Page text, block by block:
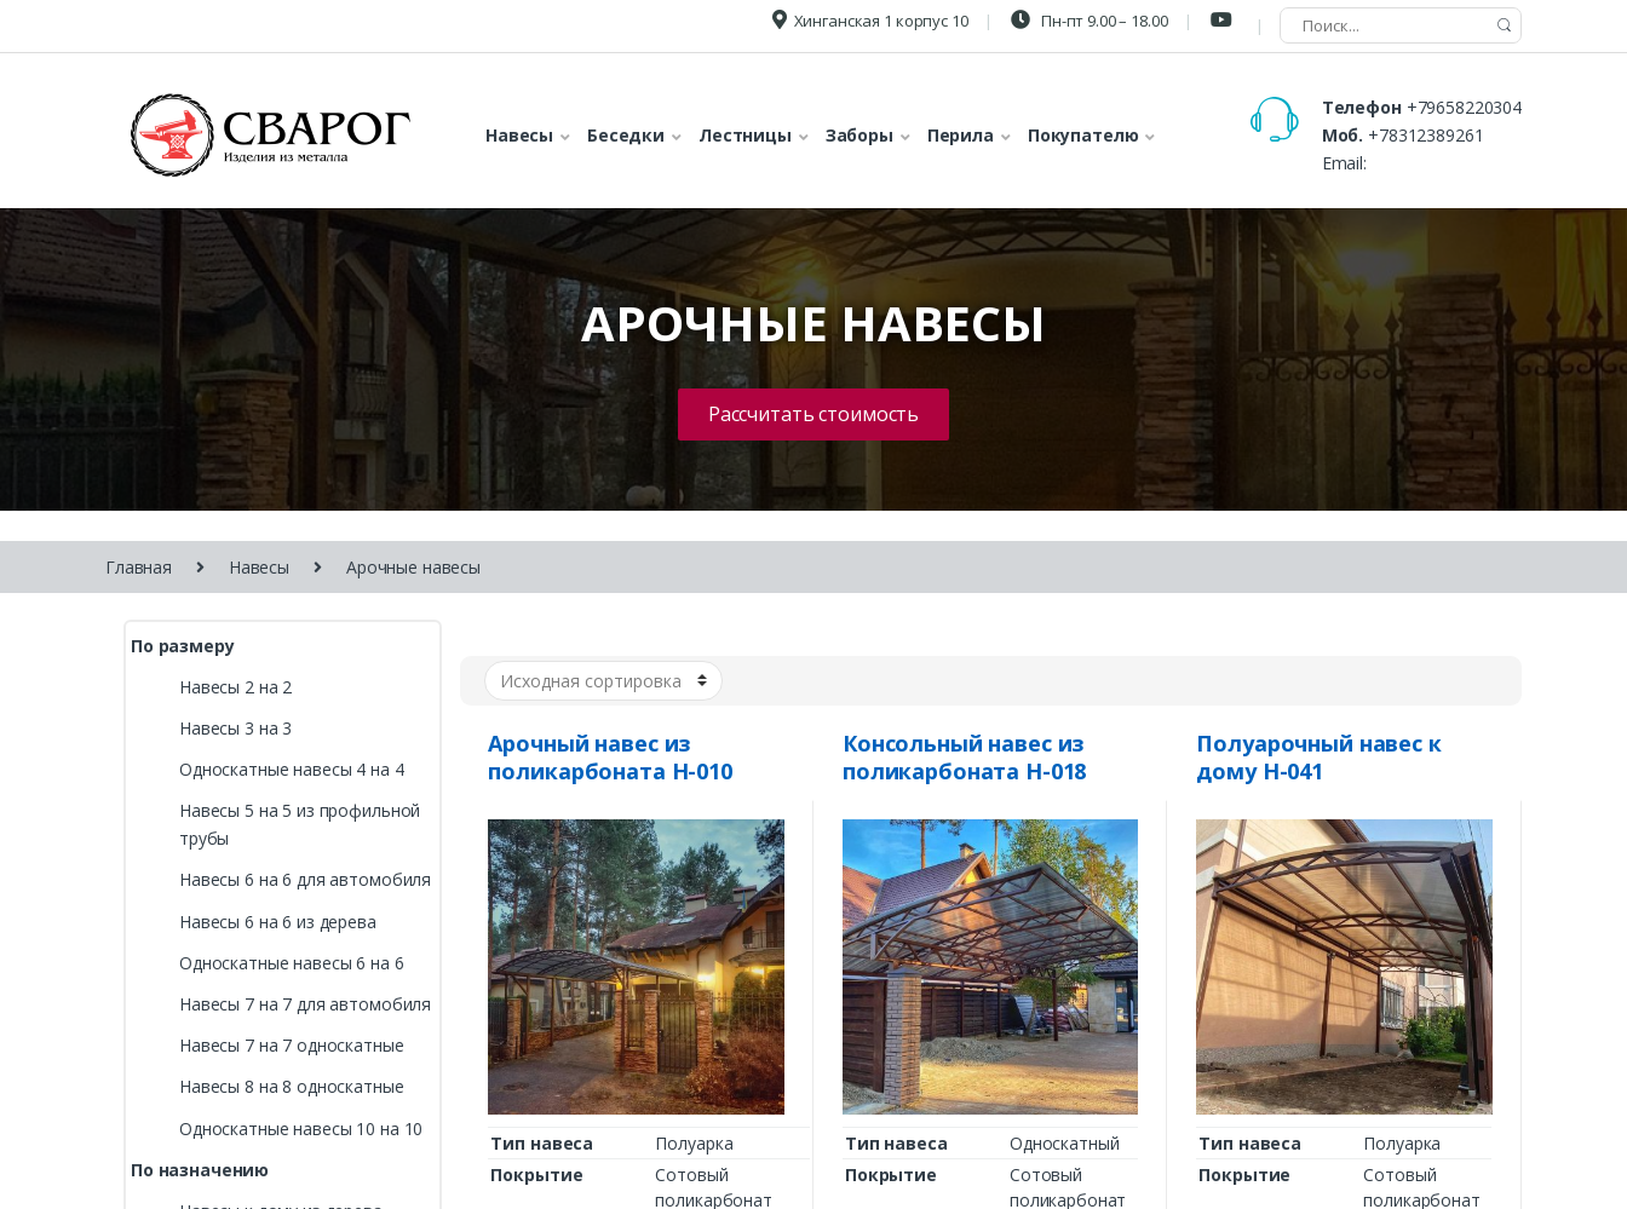
Хинганская 1 корпус 10 Пн-пт 9.00 – 18.00
Навесы Беседки Лестницы Заборы Перила Покупателю
Телефон +79658220304
Моб. +78312389261
Email:
АРОЧНЫЕ НАВЕСЫ
Рассчитать стоимость
Главная Навесы Арочные навесы
Арочный навес из
поликарбоната Н-010
Тип навеса
Полуарка
Покрытие
Сотовый
поликарбонат
Консольный навес из
поликарбоната Н-018
Тип навеса
Односкатный
Покрытие
Сотовый
поликарбонат
Полуарочный навес к
дому Н-041
Тип навеса
Полуарка
Покрытие
Сотовый
поликарбонат
По размеру
Навесы 2 на 2
Навесы 3 на 3
Односкатные навесы 4 на 4
Навесы 5 на 5 из профильной
трубы
Навесы 6 на 6 для автомобиля
Навесы 6 на 6 из дерева
Односкатные навесы 6 на 6
Навесы 7 на 7 для автомобиля
Навесы 7 на 7 односкатные
Навесы 8 на 8 односкатные
Односкатные навесы 10 на 10
По назначению